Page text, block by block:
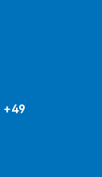
+49